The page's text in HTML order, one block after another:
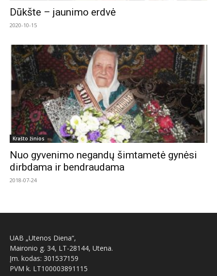
Dūkšte – jaunimo erdvė
2020-10-15
Krašto žinios
Nuo gyvenimo negandų šimtametė gynėsi
dirbdama ir bendraudama
2018-07-24
UAB „Utenos Diena“,
Maironio g. 34, LT-28144, Utena.
Įm. kodas: 301537159
PVM k. LT100003891115